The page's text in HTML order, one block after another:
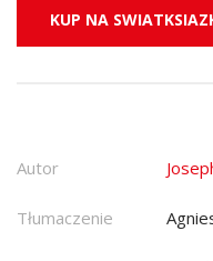
KUP NA
Autor
Tłumaczenie